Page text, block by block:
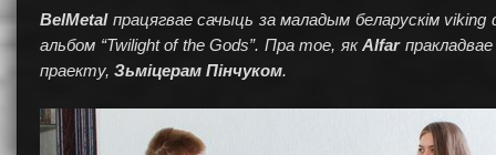
BelMetalпрацягвае сачыць за маладым беларускім
альбом “Twilight of the Gods”. Пра тое, якAlfar
праекту, Зьміцерам Пінчуком.